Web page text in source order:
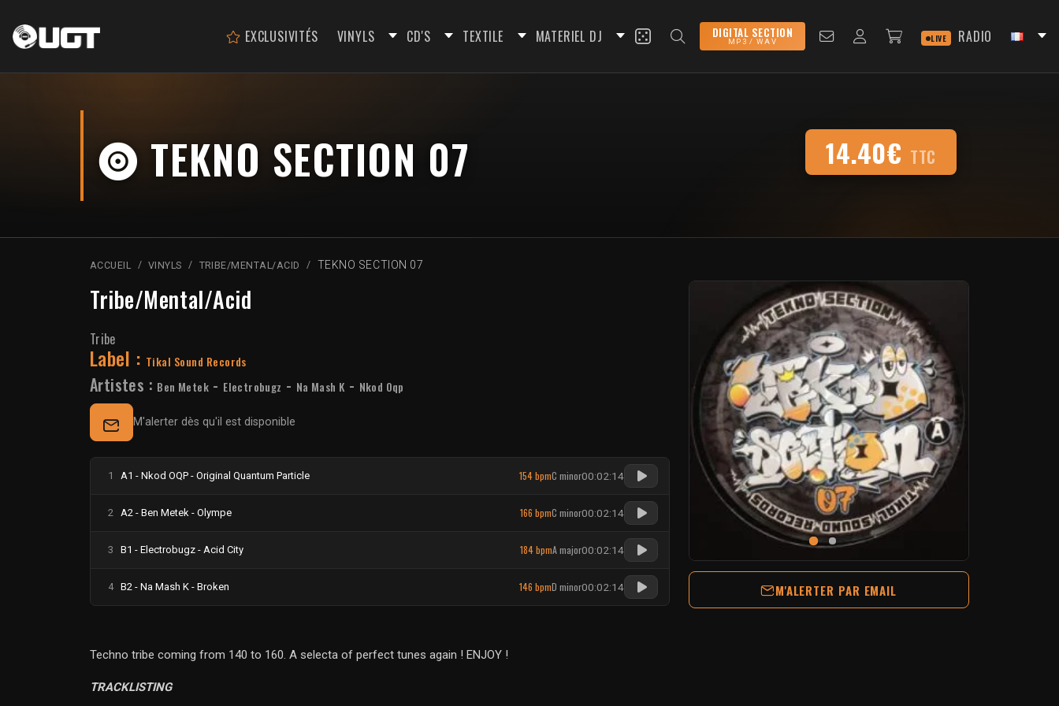
EXCLUSIVITÉS VINYLS CD'S TEXTILE MATERIEL DJ DIGITAL SECTION
MP3 / WAV LIVE RADIO
TEKNO SECTION 07 14.40€ TTC
ACCUEIL VINYLS TRIBE/MENTAL/ACID TEKNO SECTION 07
Tribe/Mental/Acid
Tribe
Label : Tikal Sound Records
Artistes : Ben Metek - Electrobugz - Na Mash K - Nkod Oqp
M'alerter dès qu'il est disponible
1 A1 - Nkod OQP - Original Quantum Particle 154 bpmC minor00:02:14
2 A2 - Ben Metek - Olympe 166 bpmC minor00:02:14
3 B1 - Electrobugz - Acid City 184 bpmA major00:02:14
4 B2 - Na Mash K - Broken 146 bpmD minor00:02:14
Techno tribe coming from 140 to 160. A selecta of perfect tunes again ! ENJOY !
TRACKLISTING
M'ALERTER PAR EMAIL